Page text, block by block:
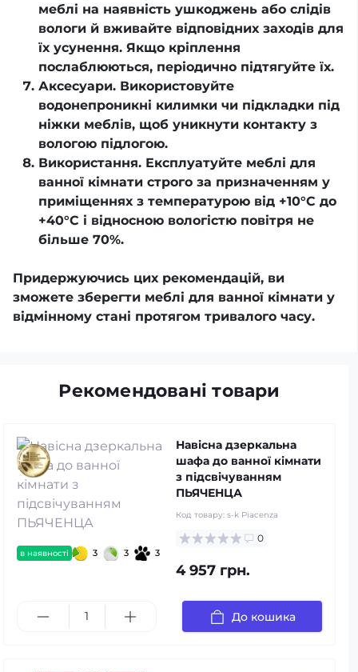
меблі на наявність ушкоджень або слідів
вологи й вживайте відповідних заходів для
їх усунення. Якщо кріплення
послаблюються, періодично підтягуйте їх.
Аксесуари. Використовуйте
водонепроникні килимки чи підкладки під
ніжки меблів, щоб уникнути контакту з
вологою підлогою.
Використання. Експлуатуйте меблі для
ванної кімнати строго за призначенням у
приміщеннях з температурою від +10°С до
+40°С і відносною вологістю повітря не
більше 70%.
Придержуючись цих рекомендацій, ви
зможете зберегти меблі для ванної кімнати у
відмінному стані протягом тривалого часу.
Рекомендовані товари
в наявності 3 3 3
Навісна дзеркальна
шафа до ванної кімнати
з підсвічуванням
ПЬЯЧЕНЦА
Код товару: s-k Piacenza
0
4 957 грн.
До кошика